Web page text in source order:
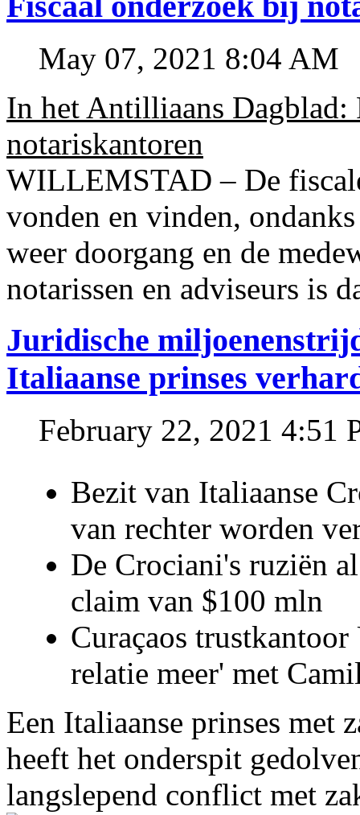
May 07, 2021 8:04 AM
In het Antilliaans Dagblad:
notariskantoren
WILLEMSTAD – De
vonden en vinden,
weer doorgang en de
notarissen en adviseurs is
Juridische
Italiaanse prinses
February 22, 2021 4:51
Bezit van Italiaanse
van rechter worden
De Crociani's ruziën
claim van $100 mln
Curaçaos
relatie meer' met
Een Italiaanse prinses met
heeft het onderspit
langslepend conflict met